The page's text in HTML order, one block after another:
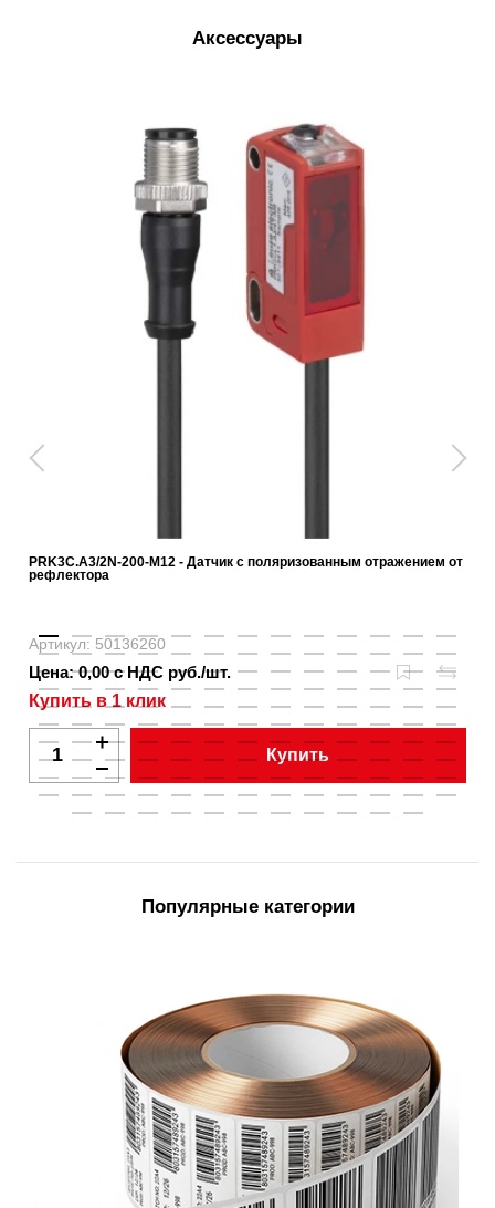
Аксессуары
PRK3C.A3/2N-200-M12 - Датчик с поляризованным отражением от
рефлектора
Артикул: 50136260
Цена: 0,00 с НДС руб./шт.
Купить в 1 клик
Купить
Популярные категории